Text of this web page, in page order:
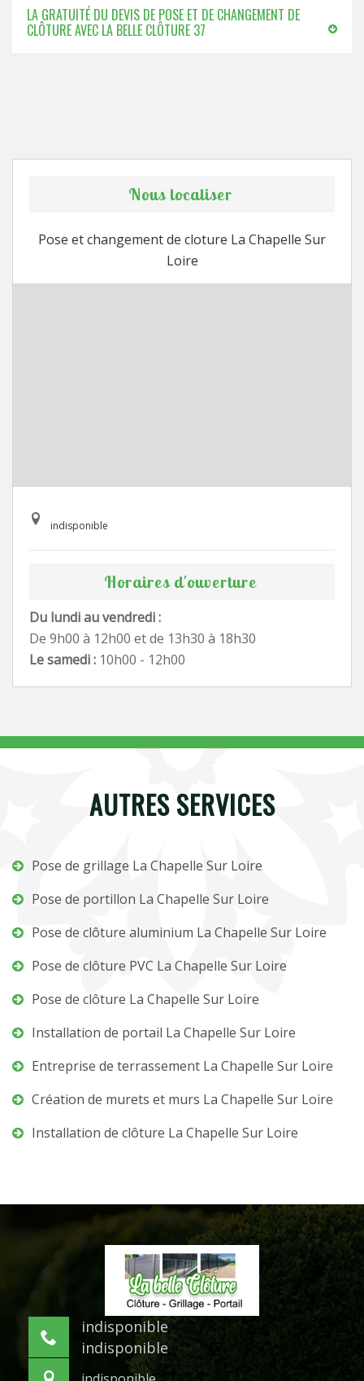
LA GRATUITÉ DU DEVIS DE POSE ET DE CHANGEMENT DE
CLÔTURE AVEC LA BELLE CLÔTURE 37
Nous localiser
Pose et changement de cloture La Chapelle Sur
Loire
indisponible
Horaires d'ouverture
Du lundi au vendredi :
De 9h00 à 12h00 et de 13h30 à 18h30
Le samedi : 10h00 - 12h00
AUTRES SERVICES
Pose de grillage La Chapelle Sur Loire
Pose de portillon La Chapelle Sur Loire
Pose de clôture aluminium La Chapelle Sur Loire
Pose de clôture PVC La Chapelle Sur Loire
Pose de clôture La Chapelle Sur Loire
Installation de portail La Chapelle Sur Loire
Entreprise de terrassement La Chapelle Sur Loire
Création de murets et murs La Chapelle Sur Loire
Installation de clôture La Chapelle Sur Loire
indisponible
indisponible